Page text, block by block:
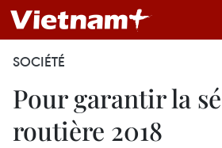
SOCIÉTÉ
Pour garantir la
routière 2018